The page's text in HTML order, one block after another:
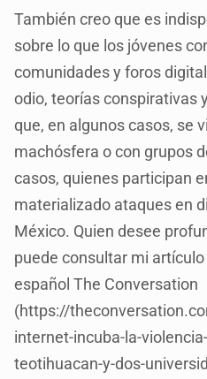
También creo que es
sobre lo que los jóvenes
comunidades y foros
odio, teorías conspirativas
que, en algunos casos, se
machósfera o con grupos
casos, quienes participan
materializado ataques en
México. Quien desee
puede consultar mi
español The Conversation
(https://
internet-incuba-la-
teotihuacan-y-dos-